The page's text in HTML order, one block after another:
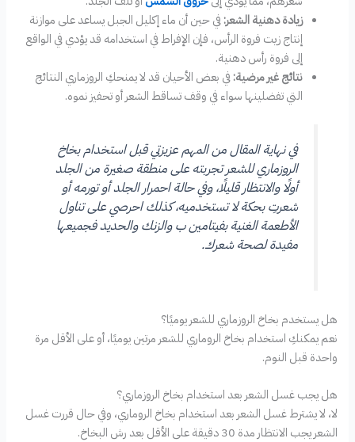
زيادة دهنية الشعر:في حين أن ماء إكليل الجبل يساعد على موازنة
إنتاج زيت فروة الرأس، فإن الإفراط في استخدامه قد يؤدي في الواقع
إلى فروة رأس دهنية.
نتائج غير مرضية:في بعض الأحيان قد لا يمنحكِ الروزماري النتائج
التي تفضلينها سواء في وقف تساقط الشعر أو تحفيز نموه.
في نهاية المقال من المهم عزيزتي قبل استخدام بخاخ
الروزماري للشعر تجربته على منطقة صغيرة من الجلد
أولًا والانتظار قليلًا، وفي حالة احمرار الجلد أو تورمه أو
شعرتِ بحكة لا تستخدميه، كذلك احرصي على تناول
الأطعمة الغنية بفيتامين ب والزنك والحديد فجميعها
مفيدة لصحة شعرك.
هل يستخدم بخاخ الروزماري للشعر يوميًا؟
نعم يمكنكِ استخدام بخاخ الروماري للشعر مرتين يوميًا، أو على الأقل مرة
واحدة قبل النوم.
هل يجب غسل الشعر بعد استخدام بخاخ الروزماري؟
لا، لا يشترط غسل الشعر بعد استخدام بخاخ الروماري، وفي حال قررت غسل
الشعر يجب الانتظار مدة 30 دقيقة على الأقل بعد رش البخاخ.